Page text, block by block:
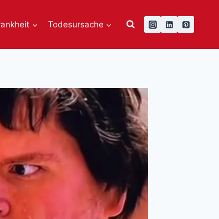
Todesursache